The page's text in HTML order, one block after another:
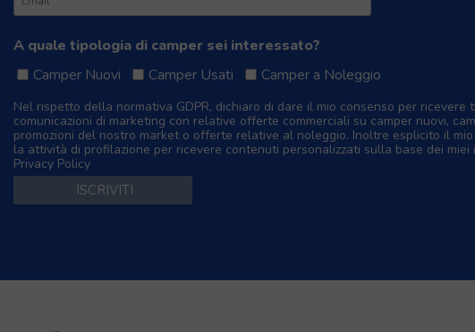
A quale tipologia di camper sei interessato?
Camper Nuovi
Camper Usati Camper a Noleggio
Nel rispetto della normativa GDPR, dichiaro di dare il mio consenso per ricevere
comunicazioni di marketing con relative offerte commerciali su camper nuovi,
promozioni del nostro market o offerte relative al noleggio. Inoltre esplicito il
la attività di profilazione per ricevere contenuti personalizzati sulla base dei miei
Privacy Policy